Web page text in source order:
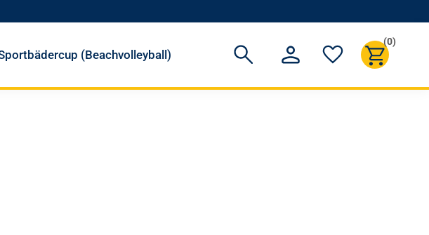
(Beachvolleyball)
(0)